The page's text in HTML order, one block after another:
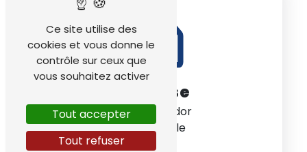
Adresse
ZA le Messidor
38220 Vizille
Ce site utilise des
cookies et vous donne le
contrôle sur ceux que
vous souhaitez activer
Tout accepter
Tout refuser